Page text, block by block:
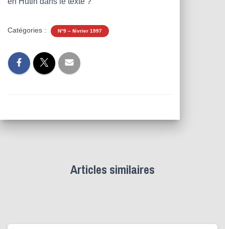
Catégories : N°9 – février 1997
Articles similaires